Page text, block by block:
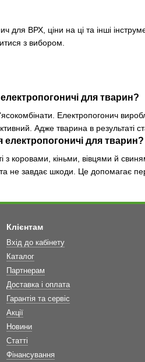
для ВРХ, ціни на ці та інші
з вибором.
для тварин?
Електропогонич
Адже тварина в результаті
для тварин?
з коровами, кіньми, вівцями й
не завдає шкоди. Це допомагає
Клієнтам
Вхід до кабінету
Каталог
Партнерам
Доставка і оплата
Гарантія та сервіс
Акції
Новини
Статті
Фінансування